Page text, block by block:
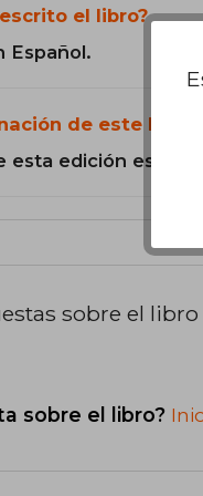
el libro?
Español.
de este libro?
esta edición es
sobre el libro
sobre el libro?